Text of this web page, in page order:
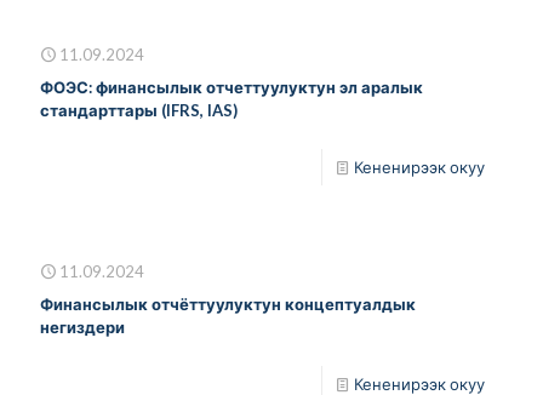
11.09.2024
ФОЭС: финансылык отчеттуулуктун эл аралык
стандарттары (IFRS, IAS)
Кененирээк окуу
11.09.2024
Финансылык отчёттуулуктун концептуалдык
негиздери
Кененирээк окуу